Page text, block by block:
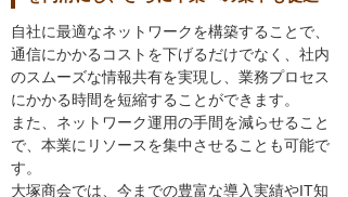
自社に最適なネットワークを構築することで、
通信にかかるコストを下げるだけでなく、社内
のスムーズな情報共有を実現し、業務プロセス
にかかる時間を短縮することができます。
また、ネットワーク運用の手間を減らせること
で、本業にリソースを集中させることも可能で
す。
大塚商会では、今までの豊富な導入実績やIT知